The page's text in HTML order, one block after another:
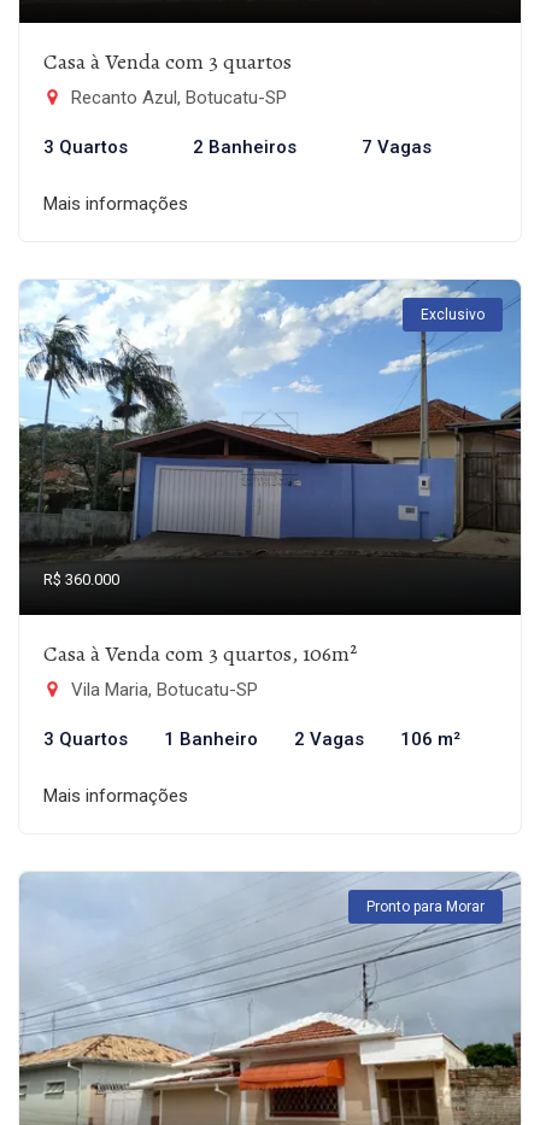
Casa à Venda com 3 quartos
Recanto Azul, Botucatu-SP
3 Quartos 2 Banheiros 7 Vagas
Mais informações
Exclusivo
R$ 360.000
Casa à Venda com 3 quartos, 106m²
Vila Maria, Botucatu-SP
3 Quartos 1 Banheiro 2 Vagas 106 m²
Mais informações
Pronto para Morar